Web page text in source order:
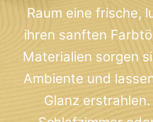
Raum eine frische,
ihren sanften
Materialien sorgen
Ambiente und
Glanz